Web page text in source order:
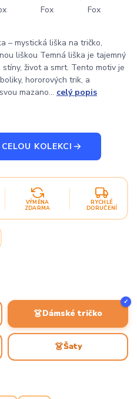
– mystická liška na tričko,
liškou Temná liška je tajemný
život a smrt. Tento motiv je
hororových trik, a
mazano... celý popis
KOLEKCI
VÝMĚNA
ZDARMA
RYCHLÉ
DORUČENÍ
👗Dámské tričko
✓
👗Šaty